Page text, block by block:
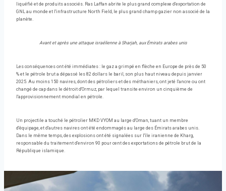
liquéfié et de produits associés. Ras Laffan abrite le plus grand complexe d'exportation de
GNL au monde et l'infrastructure North Field, le plus grand champ gazier non associé de la
planète.
Avant et après une attaque israélienne à Sharjah, aux Émirats arabes unis
Les conséquences ont été immédiates : le gaz a grimpé en flèche en Europe de près de 50
% et le pétrole brut a dépassé les 82 dollars le baril, son plus haut niveau depuis janvier
2025. Au moins 150 navires, dont des pétroliers et des méthaniers, ont jeté l'ancre ou ont
changé de cap dans le détroit d'Ormuz, par lequel transite environ un cinquième de
l'approvisionnement mondial en pétrole.
Un projectile a touché le pétrolier MKD VYOM au large d'Oman, tuant un membre
d'équipage, et d'autres navires ont été endommagés au large des Émirats arabes unis.
Dans le même temps, des explosions ont été signalées sur l'île iranienne de Kharg,
responsable du traitement d'environ 90 pour cent des exportations de pétrole brut de la
République islamique.